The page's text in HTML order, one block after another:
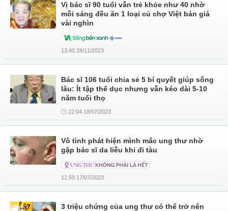
Vị bác sĩ 90 tuổi vẫn trẻ khỏe như 40 nhờ
mỗi sáng đều ăn 1 loại củ chợ Việt bán giá
vài nghìn
13:40 28/11/2023
Bác sĩ 106 tuổi chia sẻ 5 bí quyết giúp sống
lâu: Ít tập thể dục nhưng vẫn kéo dài 5-10
năm tuổi thọ
22:04 18/07/2023
Vô tình phát hiện mình mắc ung thư nhờ
gặp bác sĩ da liễu khi đi tàu
11:50 17/07/2023
3 triệu chứng của ung thư có thể trở nên